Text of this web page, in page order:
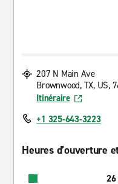
207 N Main Ave
Brownwood, TX, US,
Itinéraire
+1 325-643-3223
Heures d’ouverture